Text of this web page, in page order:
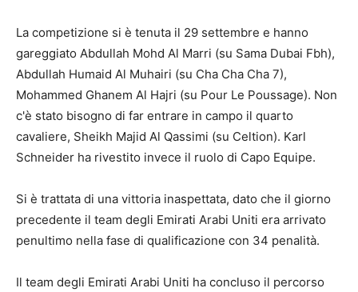
La competizione si è tenuta il 29 settembre e hanno
gareggiato Abdullah Mohd Al Marri (su Sama Dubai Fbh),
Abdullah Humaid Al Muhairi (su Cha Cha Cha 7),
Mohammed Ghanem Al Hajri (su Pour Le Poussage). Non
c'è stato bisogno di far entrare in campo il quarto
cavaliere, Sheikh Majid Al Qassimi (su Celtion). Karl
Schneider ha rivestito invece il ruolo di Capo Equipe.
Si è trattata di una vittoria inaspettata, dato che il giorno
precedente il team degli Emirati Arabi Uniti era arrivato
penultimo nella fase di qualificazione con 34 penalità.
Il team degli Emirati Arabi Uniti ha concluso il percorso